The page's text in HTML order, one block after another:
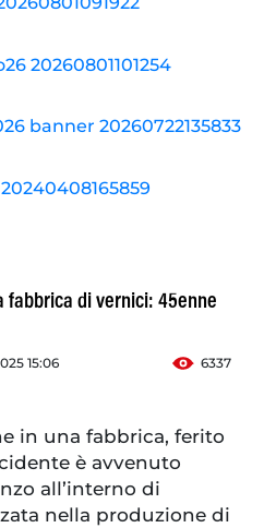
fabbrica di vernici: 45enne
15:06 6337
in una fabbrica, ferito
è avvenuto
all’interno di
nella produzione di